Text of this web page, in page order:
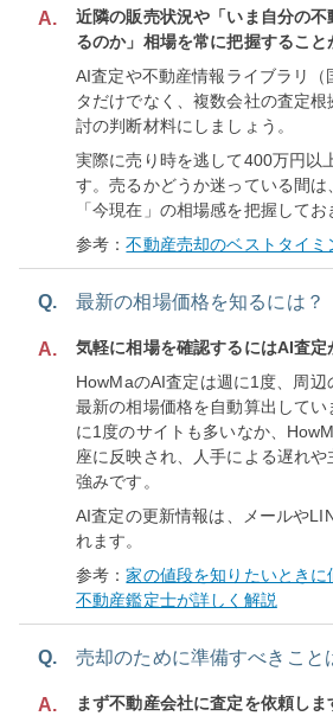
A.
近隣の販売状況や「いま自分の
るのか」相場を常に把握すること
AI査定や不動産情報ライブラリ（
タだけでなく、複数会社の査定
討の判断材料にしましょう。
実際に売り時を逃して400万円以
す。売るかどうか迷っている間は
「今現在」の相場感を把握してお
参考：不動産売却のベストタイミ
Q. 最新の相場価格を知るには？
A.
気軽に相場を確認するにはAI査定
HowMaのAI査定は週に1度、周辺
最新の相場価格を自動算出してい
に1度のサイトも多いなか、
座に反映され、人手による遅れや
強みです。
AI査定の更新情報は、メールや
れます。
参考：家の値段を知りたいときに
不動産鑑定士が詳しく解説
Q. 売却のために準備すべきこと
A.
まず不動産会社に査定を依頼しま